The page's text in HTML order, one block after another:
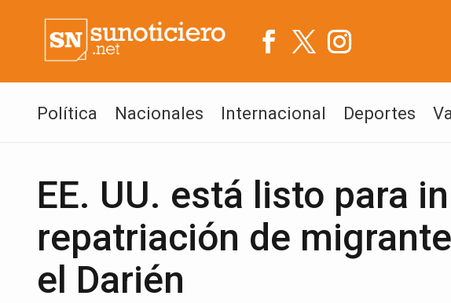
Política Nacionales Internacional Deportes
EE. UU. está listo para
repatriación de
el Darién